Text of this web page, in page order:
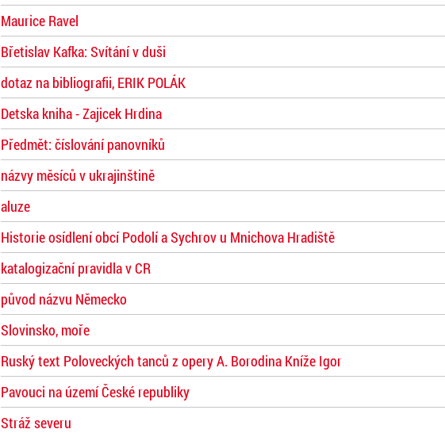
Maurice Ravel
Břetislav Kafka: Svítání v duši
dotaz na bibliografii, ERIK POLÁK
Detska kniha - Zajicek Hrdina
Předmět: číslování panovníků
názvy měsíců v ukrajinštině
aluze
Historie osídlení obcí Podolí a Sychrov u Mnichova Hradiště
katalogizační pravidla v CR
původ názvu Německo
Slovinsko, moře
Ruský text Poloveckých tanců z opery A. Borodina Kníže Igor
Pavouci na území České republiky
Stráž severu